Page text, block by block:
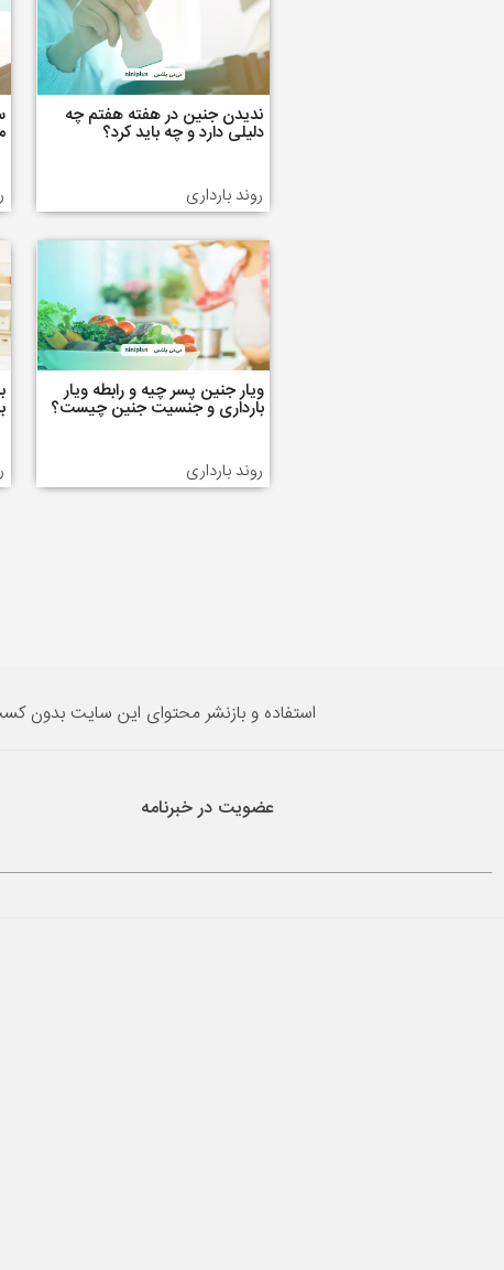
ندیدن جنین در هفته هفتم چه
دلیلی دارد و چه باید کرد؟
روند بارداری
ویار جنین پسر چیه و رابطه ویار
بارداری و جنسیت جنین چیست؟
روند بارداری
استفاده و بازنشر محتوای این سایت بدون
عضویت در خبرنامه